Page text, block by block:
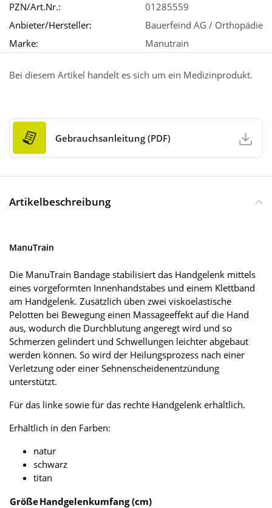
PZN/Art.Nr.:
01285559
Anbieter/Hersteller:
Bauerfeind AG / Orthopädie
Marke:
Manutrain
Bei diesem Artikel handelt es sich um ein Medizinprodukt.
Gebrauchsanleitung (PDF)
Artikelbeschreibung
ManuTrain
Die ManuTrain Bandage stabilisiert das Handgelenk mittels
eines vorgeformten Innenhandstabes und einem Klettband
am Handgelenk. Zusätzlich üben zwei viskoelastische
Pelotten bei Bewegung einen Massageeffekt auf die Hand
aus, wodurch die Durchblutung angeregt wird und so
Schmerzen gelindert und Schwellungen leichter abgebaut
werden können. So wird der Heilungsprozess nach einer
Verletzung oder einer Sehnenscheidenentzündung
unterstützt.
Für das linke sowie für das rechte Handgelenk erhältlich.
Erhältlich in den Farben:
natur
schwarz
titan
GrößeHandgelenkumfang (cm)